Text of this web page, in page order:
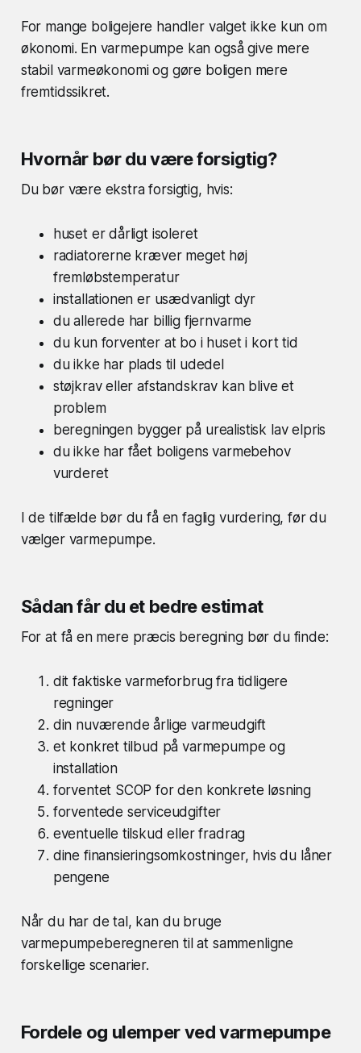
For mange boligejere handler valget ikke kun om
økonomi. En varmepumpe kan også give mere
stabil varmeøkonomi og gøre boligen mere
fremtidssikret.
Hvornår bør du være forsigtig?
Du bør være ekstra forsigtig, hvis:
huset er dårligt isoleret
radiatorerne kræver meget høj
fremløbstemperatur
installationen er usædvanligt dyr
du allerede har billig fjernvarme
du kun forventer at bo i huset i kort tid
du ikke har plads til udedel
støjkrav eller afstandskrav kan blive et
problem
beregningen bygger på urealistisk lav elpris
du ikke har fået boligens varmebehov
vurderet
I de tilfælde bør du få en faglig vurdering, før du
vælger varmepumpe.
Sådan får du et bedre estimat
For at få en mere præcis beregning bør du finde:
dit faktiske varmeforbrug fra tidligere
regninger
din nuværende årlige varmeudgift
et konkret tilbud på varmepumpe og
installation
forventet SCOP for den konkrete løsning
forventede serviceudgifter
eventuelle tilskud eller fradrag
dine finansieringsomkostninger, hvis du låner
pengene
Når du har de tal, kan du bruge
varmepumpeberegneren til at sammenligne
forskellige scenarier.
Fordele og ulemper ved varmepumpe